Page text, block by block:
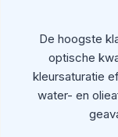
De hoogste
optische
kleursaturatie
water- en